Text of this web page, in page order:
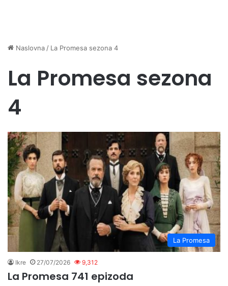
Naslovna / La Promesa sezona 4
La Promesa sezona
4
La Promesa
Ikre 27/07/2026 9,312
La Promesa 741 epizoda